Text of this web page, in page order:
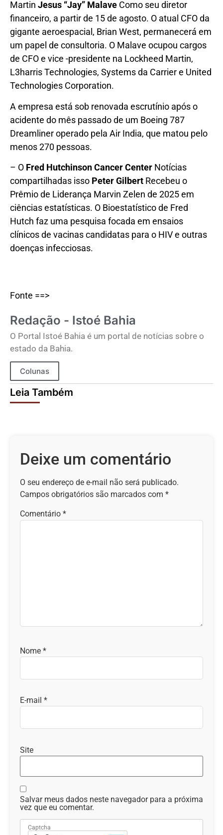
Martin Jesus “Jay” Malave Como seu diretor
financeiro, a partir de 15 de agosto. O atual CFO da
gigante aeroespacial, Brian West, permanecerá em
um papel de consultoria. O Malave ocupou cargos
de CFO e vice -presidente na Lockheed Martin,
L3harris Technologies, Systems da Carrier e United
Technologies Corporation.
A empresa está sob renovada escrutínio após o
acidente do mês passado de um Boeing 787
Dreamliner operado pela Air India, que matou pelo
menos 270 pessoas.
– O Fred Hutchinson Cancer Center Notícias
compartilhadas isso Peter Gilbert Recebeu o
Prêmio de Liderança Marvin Zelen de 2025 em
ciências estatísticas. O Bioestatístico de Fred
Hutch faz uma pesquisa focada em ensaios
clínicos de vacinas candidatas para o HIV e outras
doenças infecciosas.
Fonte ==>
Redação - Istoé Bahia
O Portal Istoé Bahia é um portal de notícias sobre o
estado da Bahia.
Colunas
Leia Também
Deixe um comentário
O seu endereço de e-mail não será publicado.
Campos obrigatórios são marcados com *
Comentário *
Nome *
E-mail *
Site
Salvar meus dados neste navegador para a próxima
vez que eu comentar.
Captcha